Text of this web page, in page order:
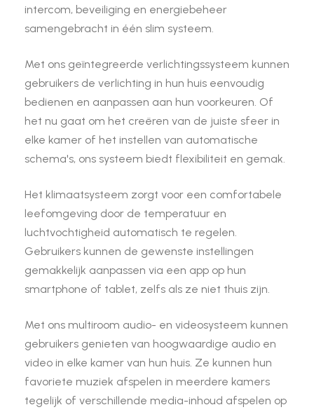
intercom, beveiliging en energiebeheer
samengebracht in één slim systeem.
Met ons geïntegreerde verlichtingssysteem kunnen
gebruikers de verlichting in hun huis eenvoudig
bedienen en aanpassen aan hun voorkeuren. Of
het nu gaat om het creëren van de juiste sfeer in
elke kamer of het instellen van automatische
schema's, ons systeem biedt flexibiliteit en gemak.
Het klimaatsysteem zorgt voor een comfortabele
leefomgeving door de temperatuur en
luchtvochtigheid automatisch te regelen.
Gebruikers kunnen de gewenste instellingen
gemakkelijk aanpassen via een app op hun
smartphone of tablet, zelfs als ze niet thuis zijn.
Met ons multiroom audio- en videosysteem kunnen
gebruikers genieten van hoogwaardige audio en
video in elke kamer van hun huis. Ze kunnen hun
favoriete muziek afspelen in meerdere kamers
tegelijk of verschillende media-inhoud afspelen op